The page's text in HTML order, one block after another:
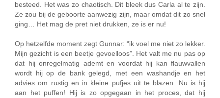
besteed. Het was zo chaotisch. Dit bleek dus Carla al te zijn.
Ze zou bij de geboorte aanwezig zijn, maar omdat dit zo snel
ging… Het mag de pret niet drukken, ze is er nu!
Op hetzelfde moment zegt Gunnar: “ik voel me niet zo lekker.
Mijn gezicht is een beetje gevoelloos”. Het valt me nu pas op
dat hij onregelmatig ademt en voordat hij kan flauwvallen
wordt hij op de bank gelegd, met een washandje en het
advies om rustig en in kleine pufjes uit te blazen. Nu is hij
aan het puffen! Hij is zo opgegaan in het proces, dat hij